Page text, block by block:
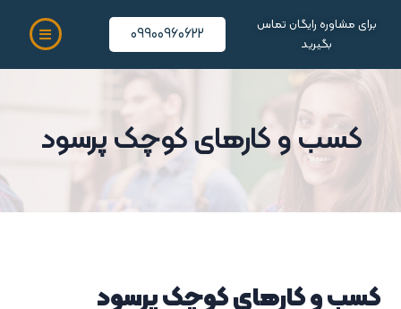
برای مشاوره رایگان تماس
بگیرید
09900960622
کسب و کارهای کوچک پرسود
کسب و کارهای کوچک پرسود